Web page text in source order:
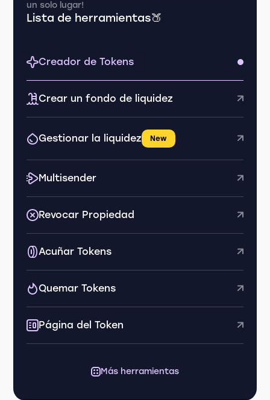
un solo lugar!
Lista de herramientas🍑
Creador de Tokens
Crear un fondo de liquidez
Gestionar la liquidez New
Multisender
Revocar Propiedad
Acuñar Tokens
Quemar Tokens
Página del Token
Más herramientas